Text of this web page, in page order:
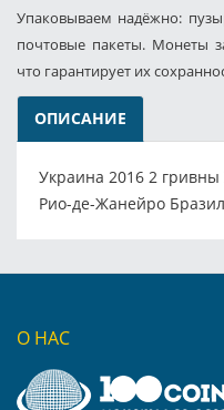
Упаковываем надёжно:
почтовые пакеты. Монеты
что гарантирует их
ОПИСАНИЕ
Украина 2016 2
Рио-де-Жанейро
О НАС